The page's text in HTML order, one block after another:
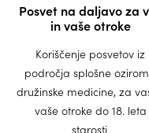
Posvet na daljavo za
in vaše otroke
Koriščenje posvetov iz
področja splošne
družinske medicine, za
vaše otroke do 18. leta
starosti.